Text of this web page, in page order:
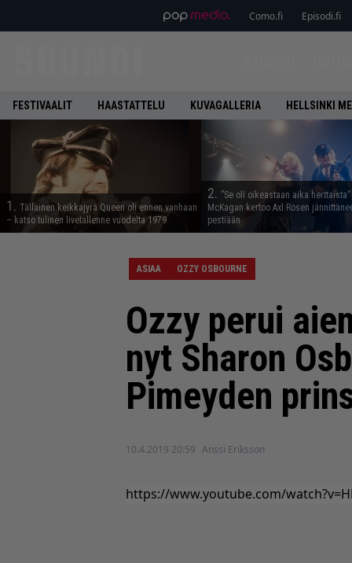
Como.fi Episodi.fi
FESTIVAALIT HAASTATTELU KUVAGALLERIA HELLSINKI
1. Tällainen keikkajyrä Queen oli ennen vanhaan
– katso tulinen livetallenne vuodelta 1979
2. ”Se oli oikeastaan aika
McKagan kertoo Axl Rosen
pestiään
ASIAA OZZY OSBOURNE
Ozzy perui
nyt Sharon
Pimeyden
10.4.2019 20:59 Anssi Eriksson
https://www.youtube.com/